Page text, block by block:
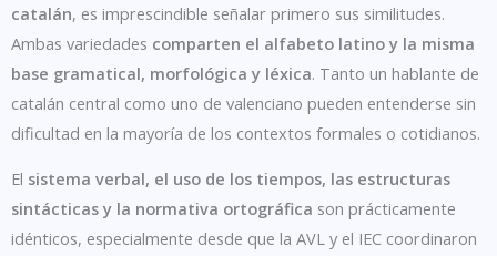
catalán, es imprescindible señalar primero sus similitudes.
Ambas variedades comparten el alfabeto latino y la misma
base gramatical, morfológica y léxica. Tanto un hablante de
catalán central como uno de valenciano pueden entenderse sin
dificultad en la mayoría de los contextos formales o cotidianos.
El sistema verbal, el uso de los tiempos, las estructuras
sintácticas y la normativa ortográfica son prácticamente
idénticos, especialmente desde que la AVL y el IEC coordinaron